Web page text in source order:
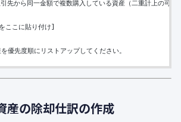
先から同一金額で複数購入している資産（二重計上の可能
ここに貼り付け]
優先度順にリストアップしてください。
産の除却仕訳の作成